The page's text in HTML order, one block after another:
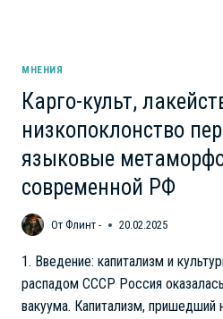
МНЕНИЯ
Карго-культ,
низкопоклонство
языковые
современной РФ
От Флинт - 20.02.2025
1. Введение: капитализм и
распадом СССР Россия оказалась
вакуума. Капитализм, пришедший